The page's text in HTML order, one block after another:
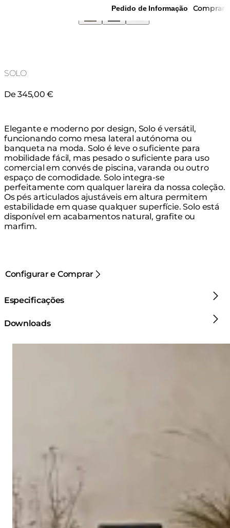
Pedido de Informação Comprar
SOLO
De 345,00 €
Elegante e moderno por design, Solo é versátil,
funcionando como mesa lateral autónoma ou
banqueta na moda. Solo é leve o suficiente para
mobilidade fácil, mas pesado o suficiente para uso
comercial em convés de piscina, varanda ou outro
espaço de comodidade. Solo integra-se
perfeitamente com qualquer lareira da nossa coleção.
Os pés articulados ajustáveis em altura permitem
estabilidade em quase qualquer superfície. Solo está
disponível em acabamentos natural, grafite ou
marfim.
Configurar e Comprar
Especificações
Downloads